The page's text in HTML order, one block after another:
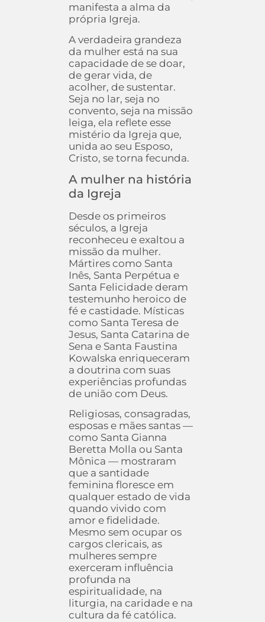
manifesta a alma da
própria Igreja.
A verdadeira grandeza
da mulher está na sua
capacidade de se doar,
de gerar vida, de
acolher, de sustentar.
Seja no lar, seja no
convento, seja na missão
leiga, ela reflete esse
mistério da Igreja que,
unida ao seu Esposo,
Cristo, se torna fecunda.
A mulher na história
da Igreja
Desde os primeiros
séculos, a Igreja
reconheceu e exaltou a
missão da mulher.
Mártires como Santa
Inês, Santa Perpétua e
Santa Felicidade deram
testemunho heroico de
fé e castidade. Místicas
como Santa Teresa de
Jesus, Santa Catarina de
Sena e Santa Faustina
Kowalska enriqueceram
a doutrina com suas
experiências profundas
de união com Deus.
Religiosas, consagradas,
esposas e mães santas —
como Santa Gianna
Beretta Molla ou Santa
Mônica — mostraram
que a santidade
feminina floresce em
qualquer estado de vida
quando vivido com
amor e fidelidade.
Mesmo sem ocupar os
cargos clericais, as
mulheres sempre
exerceram influência
profunda na
espiritualidade, na
liturgia, na caridade e na
cultura da fé católica.